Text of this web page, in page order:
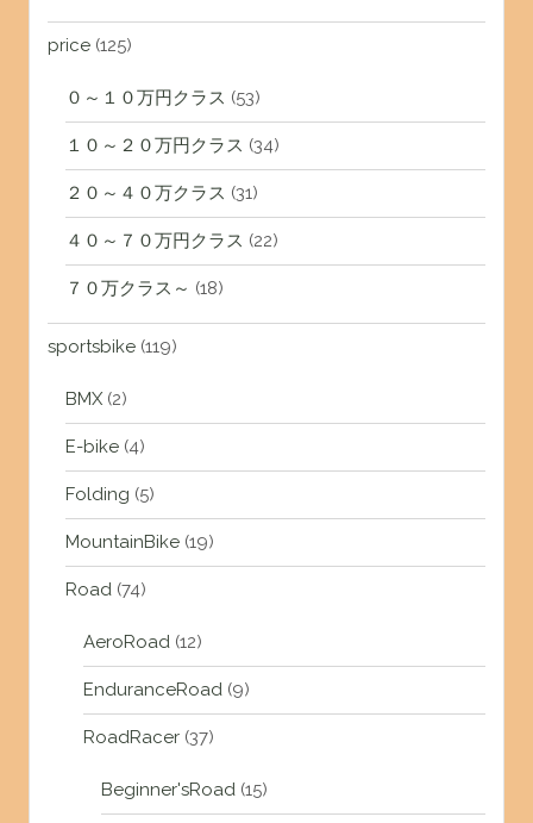
price(125)
０～１０万円クラス (53)
１０～２０万円クラス (34)
２０～４０万クラス (31)
４０～７０万円クラス (22)
７０万クラス～ (18)
sportsbike(119)
BMX(2)
E-bike(4)
Folding (5)
MountainBike(19)
Road(74)
AeroRoad(12)
EnduranceRoad(9)
RoadRacer(37)
Beginner'sRoad(15)